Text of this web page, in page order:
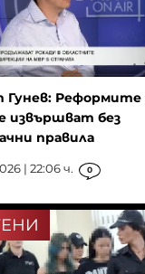
Гунев: Реформите
извършват без
правила
| 22:06 ч. 0